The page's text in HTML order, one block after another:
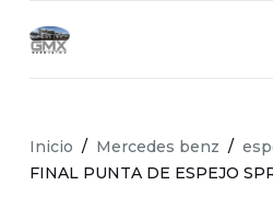
a
aInicio / Mercedes benz /
FINAL PUNTA DE ESPEJO